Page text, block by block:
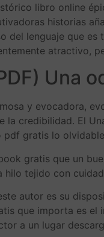
libro online​
historias
del lenguaje que
atractivo,
Una
y evocadora,
la credibilidad. El
pdf gratis lo
gratis que un
hilo tejido con
autor es su
que importa es el
a un lugar